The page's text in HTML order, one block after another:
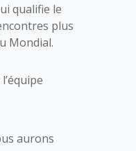
qualifie le
plus
Mondial.
aurons